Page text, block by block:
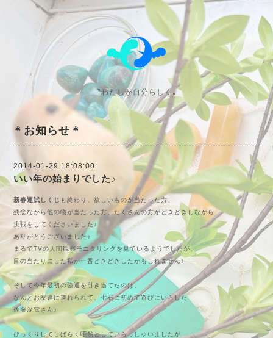
〝わたしが自分らしく〟
＊お知らせ＊
2014-01-29 18:08:00
いい年の始まりでした♪
新春運試し くじ も終わり、欲しいものが当たった方、
残念ながら他の物が当たった方、たくさんの方がどきどきしながら
挑戦をしてくださいました♪
ありがとうございました♪
まるでTVの人間観察モニタリングを見ているようでしたが、
目の当たりにした私が一番どきどきしたかもしれません♪
そして今年最初の強運を引き当てたのは、
なんとお友達に連れられて、七石に初めて遊びにいらした
佐藤深雪さん♪
びっくりしてしばらく唖然としていらっしゃいましたが